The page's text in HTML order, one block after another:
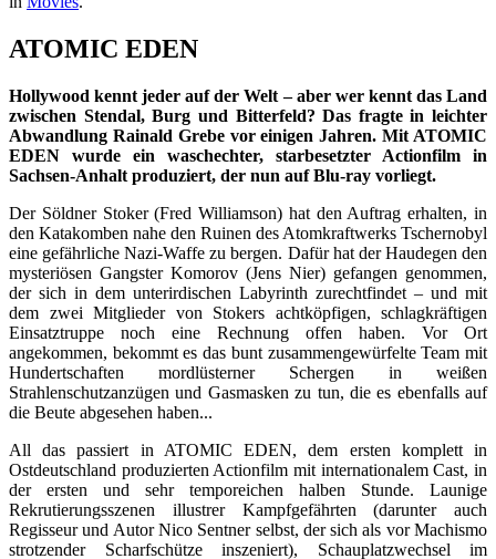
ATOMIC EDEN
Hollywood kennt jeder auf der Welt – aber wer kennt das Land
zwischen Stendal, Burg und Bitterfeld? Das fragte in leichter
Abwandlung Rainald Grebe vor einigen Jahren. Mit ATOMIC
EDEN wurde ein waschechter, starbesetzter Actionfilm in
Sachsen-Anhalt produziert, der nun auf Blu-ray vorliegt.
Der Söldner Stoker (Fred Williamson) hat den Auftrag erhalten, in
den Katakomben nahe den Ruinen des Atomkraftwerks Tschernobyl
eine gefährliche Nazi-Waffe zu bergen. Dafür hat der Haudegen den
mysteriösen Gangster Komorov (Jens Nier) gefangen genommen,
der sich in dem unterirdischen Labyrinth zurechtfindet – und mit
dem zwei Mitglieder von Stokers achtköpfigen, schlagkräftigen
Einsatztruppe noch eine Rechnung offen haben. Vor Ort
angekommen, bekommt es das bunt zusammengewürfelte Team mit
Hundertschaften mordlüsterner Schergen in weißen
Strahlenschutzanzügen und Gasmasken zu tun, die es ebenfalls auf
die Beute abgesehen haben...
All das passiert in ATOMIC EDEN, dem ersten komplett in
Ostdeutschland produzierten Actionfilm mit internationalem Cast, in
der ersten und sehr temporeichen halben Stunde. Launige
Rekrutierungsszenen illustrer Kampfgefährten (darunter auch
Regisseur und Autor Nico Sentner selbst, der sich als vor Machismo
strotzender Scharfschütze inszeniert), Schauplatzwechsel im